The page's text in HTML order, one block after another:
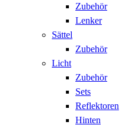
Zubehör
Lenker
Sättel
Zubehör
Licht
Zubehör
Sets
Reflektoren
Hinten